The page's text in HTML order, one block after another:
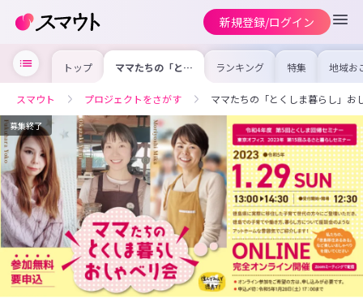
新規登録/ログイン
トップ ママたちの「とく
しま暮らし」おし
か地元で・地方で
子育てしたいパパ
とママ！とくしま
での子育てライフ
をのぞいてみませ
んか？～
ランキング 特集 地域お
の求
を集め
事内容
を比較
合った
けよう
スマウト プロジェクトをさがす ママたちの「とくしま暮らし」
募集終了